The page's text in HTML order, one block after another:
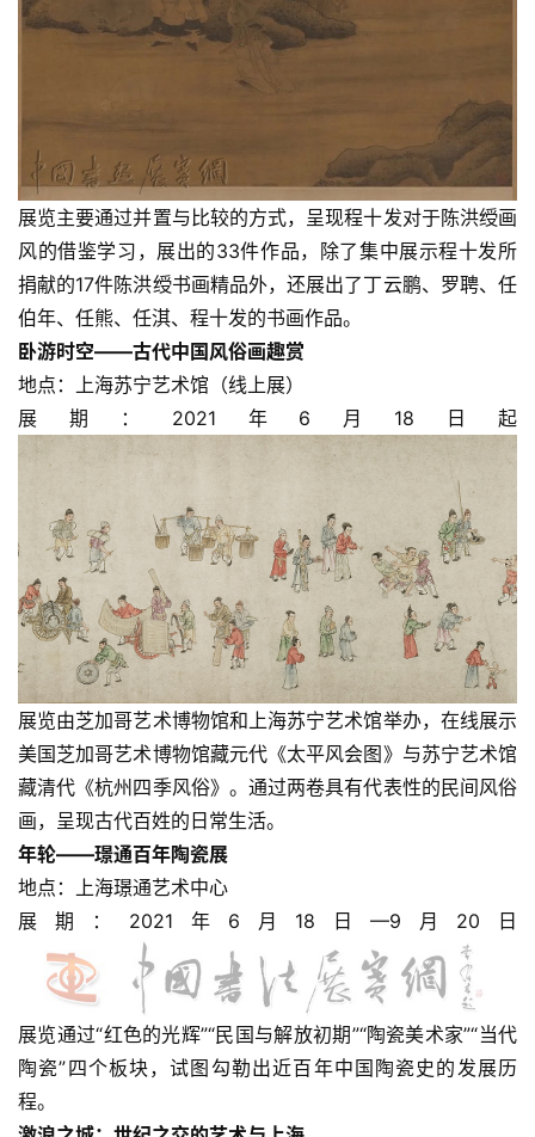
展览主要通过并置与比较的方式，呈现程十发对于陈洪绶画
风的借鉴学习，展出的33件作品，除了集中展示程十发所
捐献的17件陈洪绶书画精品外，还展出了丁云鹏、罗聘、任
伯年、任熊、任淇、程十发的书画作品。
卧游时空——古代中国风俗画趣赏
地点：上海苏宁艺术馆（线上展）
展期：2021年6月18日起
展览由芝加哥艺术博物馆和上海苏宁艺术馆举办，在线展示
美国芝加哥艺术博物馆藏元代《太平风会图》与苏宁艺术馆
藏清代《杭州四季风俗》。通过两卷具有代表性的民间风俗
画，呈现古代百姓的日常生活。
年轮——璟通百年陶瓷展
地点：上海璟通艺术中心
展期：2021年6月18日—9月20日